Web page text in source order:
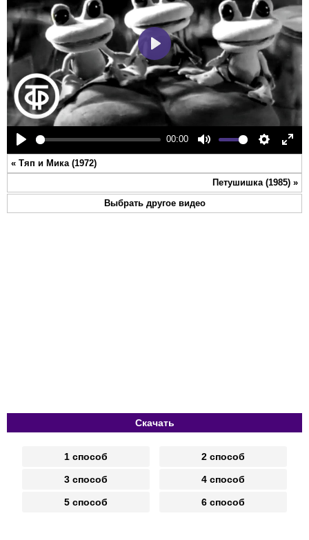
Play
00:00
Mute Settings
Play
« Тяп и Мика (1972)
Петушишка (1985) »
Выбрать другое видео
Скачать
1 способ 2 способ
3 способ 4 способ
5 способ 6 способ